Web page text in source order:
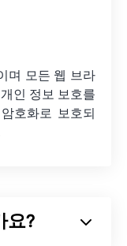
며 모든 웹 브라
인 정보 보호를
호화로 보호되
요?